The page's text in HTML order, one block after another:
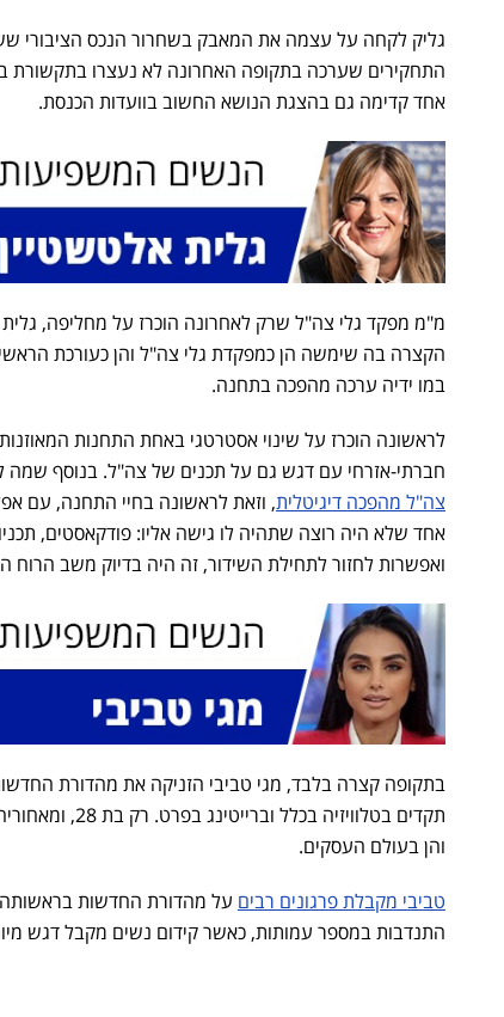
גליק לקחה על עצמה את המאבק בשחרור הנכס הציבורי
התחקירים שערכה בתקופה האחרונה לא נעצרו בתקשורת
אחד קדימה גם בהצגת הנושא החשוב בוועדות הכנסת.
מ"מ מפקד גלי צה"ל שרק לאחרונה הוכרז על מחליפה,
הקצרה בה שימשה הן כמפקדת גלי צה"ל והן כעורכת
במו ידיה ערכה מהפכה בתחנה.
לראשונה הוכרז על שינוי אסטרטגי באחת התחנות המאוזנות
חברתי-אזרחי עם דגש גם על תכנים של צה"ל. בנוסף
צה"ל מהפכה דיגיטלית, וזאת לראשונה בחיי התחנה, עם
אחד שלא היה רוצה שתהיה לו גישה אליו: פודקאסטים,
ואפשרות לחזור לתחילת השידור, זה היה בדיוק משב הרוח
תקדים
והן בעולם העסקים.
טביבי מקבלת פרגונים רבים על מהדורת החדשות
התנדבות במספר עמותות, כאשר קידום נשים מקבל דגש